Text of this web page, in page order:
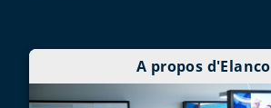
A propos d'Elanco